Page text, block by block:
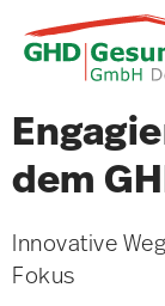
dem
Innovative
Fokus